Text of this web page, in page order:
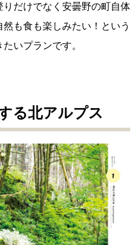
だけでなく安曇野の町自体
も食も楽しみたい！という
いプランです。
る北アルプス